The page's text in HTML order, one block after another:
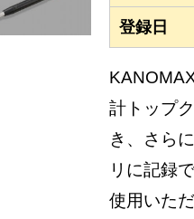
登録日
計トップ
き、さら
リに記録
使用いた